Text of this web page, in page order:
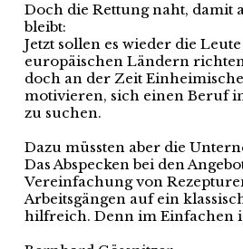
Doch die Rettung naht, damit
bleibt:
Jetzt sollen es wieder die
europäischen Ländern
doch an der Zeit
motivieren, sich einen Beruf
zu suchen.
Dazu müssten aber die
Das Abspecken bei den
Vereinfachung von
Arbeitsgängen auf ein
hilfreich. Denn im Einfachen